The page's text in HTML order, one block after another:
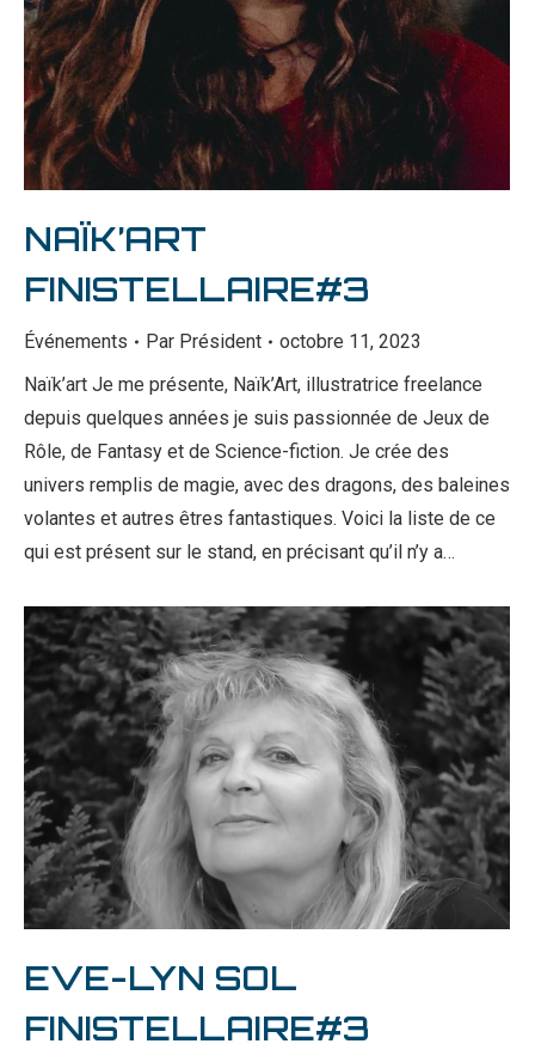
NAÏK’ART
FINISTELLAIRE#3
Événements Par Président
octobre 11, 2023
Naïk’art Je me présente, Naïk’Art, illustratrice freelance
depuis quelques années je suis passionnée de Jeux de
Rôle, de Fantasy et de Science-fiction. Je crée des
univers remplis de magie, avec des dragons, des baleines
volantes et autres êtres fantastiques. Voici la liste de ce
qui est présent sur le stand, en précisant qu’il n’y a…
EVE-LYN SOL
FINISTELLAIRE#3